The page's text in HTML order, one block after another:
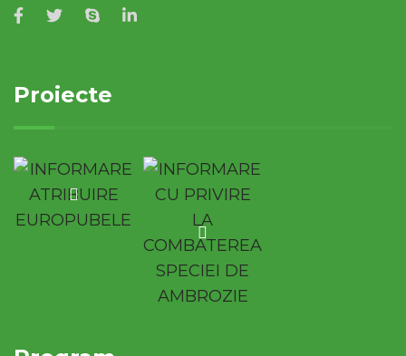
Proiecte